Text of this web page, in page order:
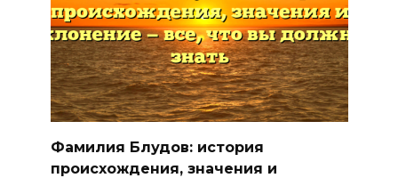
Фамилия Блудов: история
происхождения, значения и